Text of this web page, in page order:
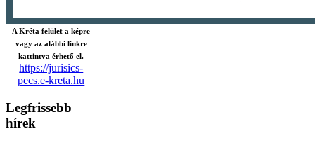
A Kréta felület a képre
vagy az alábbi linkre
kattintva érhető el.
https://jurisics-
pecs.e-kreta.hu
Legfrissebb
hírek